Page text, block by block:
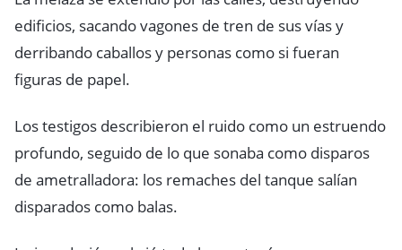
edificios, sacando vagones de tren de sus vías y
derribando caballos y personas como si fueran
figuras de papel.
Los testigos describieron el ruido como un estruendo
profundo, seguido de lo que sonaba como disparos
de ametralladora: los remaches del tanque salían
disparados como balas.